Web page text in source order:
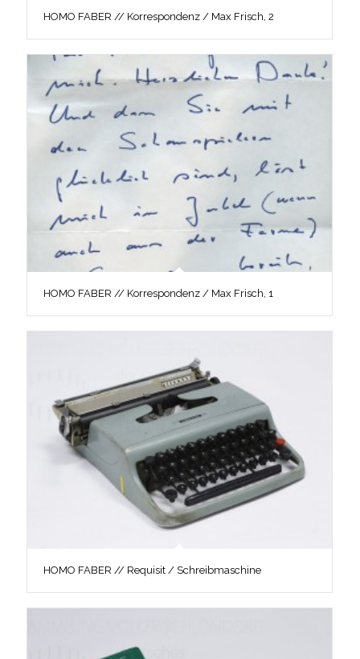
HOMO FABER // Korrespondenz / Max Frisch, 2
HOMO FABER // Korrespondenz / Max Frisch, 1
HOMO FABER // Requisit / Schreibmaschine